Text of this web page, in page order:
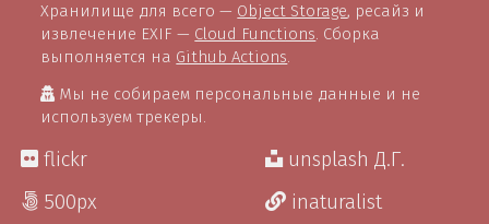
Хранилище для всего — Object Storage, ресайз и
извлечение EXIF — Cloud Functions. Сборка
выполняется на Github Actions.
Мы не собираем персональные данные и не
используем трекеры.
flickr
500px
unsplash Д.Г.
inaturalist